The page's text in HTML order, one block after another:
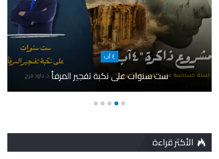
٤ آب
ست سنوات على نكبة تفجير المرفأ
الأكثر قراءة